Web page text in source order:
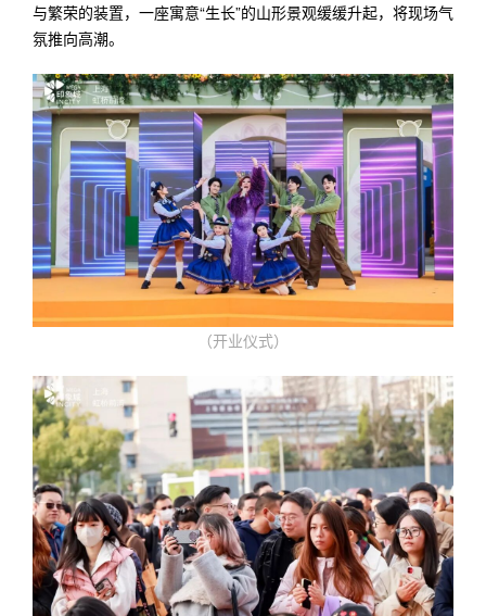
与繁荣的装置，一座寓意“生长”的山形景观缓缓升起，将现场气
氛推向高潮。
（开业仪式）